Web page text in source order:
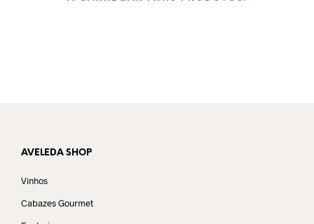
AVELEDA SHOP
Vinhos
Cabazes Gourmet